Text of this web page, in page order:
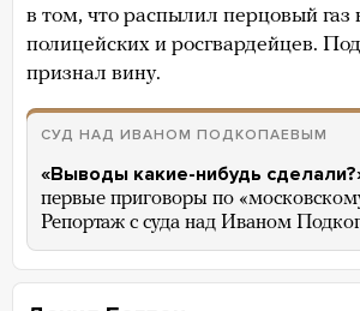
в том, что распылил перцовый газ
полицейских и росгвардейцев.
признал вину.
СУД НАД ИВАНОМ ПОДКОПАЕВЫМ
«Выводы какие-нибудь
первые приговоры по
Репортаж с суда над Иваном